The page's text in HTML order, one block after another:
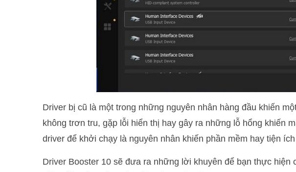
Driver bị cũ là một trong những nguyên nhân hàng đầu khiến
không trơn tru, gặp lỗi hiển thị hay gây ra những lỗ hổng khiến
driver để khởi chạy là nguyên nhân khiến phần mềm hay tiện
Driver Booster 10 sẽ đưa ra những lời khuyên để bạn thực hiện